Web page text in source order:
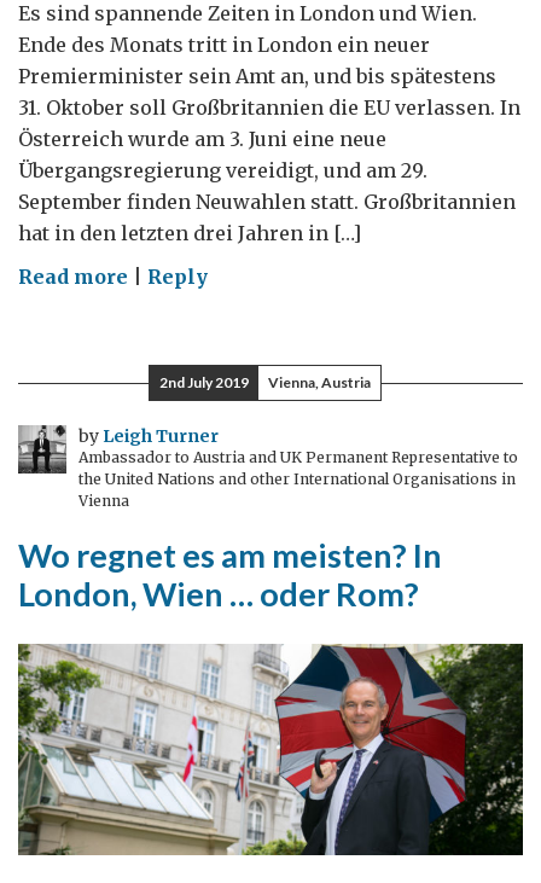
Es sind spannende Zeiten in London und Wien.
Ende des Monats tritt in London ein neuer
Premierminister sein Amt an, und bis spätestens
31. Oktober soll Großbritannien die EU verlassen. In
Österreich wurde am 3. Juni eine neue
Übergangsregierung vereidigt, und am 29.
September finden Neuwahlen statt. Großbritannien
hat in den letzten drei Jahren in […]
Read more on
Wien
–
ein
Juli
Termine
Reply
2nd July 2019 Vienna, Austria
by Leigh Turner
Ambassador to Austria and UK Permanent Representative to
the United Nations and other International Organisations in
Vienna
Wo regnet es am meisten? In
London, Wien … oder Rom?